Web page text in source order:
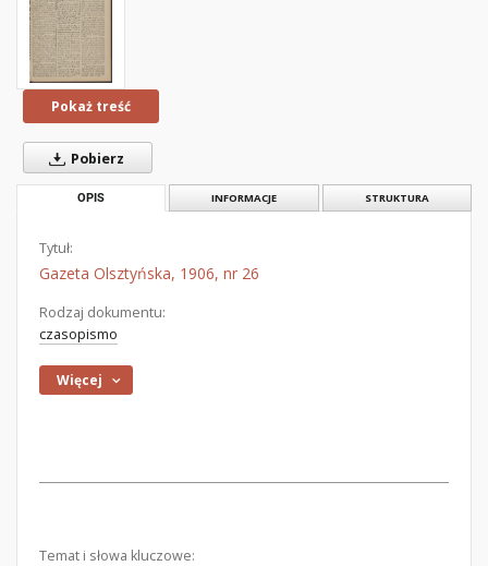
Pokaż treść
Pobierz
OPIS INFORMACJE STRUKTURA
Tytuł:
Gazeta Olsztyńska, 1906, nr 26
Rodzaj dokumentu:
czasopismo
Więcej
Temat i słowa kluczowe: